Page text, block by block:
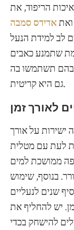
הריפוד, את
אדידס סמבה
לב למידת הנעל
שתמנע כאבים
תשתמשו בה
גם היא קריטית.
לאורך זמן
ישירות על אורך
לעת עם מטלית
ממושכת למים
בנוסף, שימוש
שנים לנעליים
יש להחליף את
להישחק בכדי